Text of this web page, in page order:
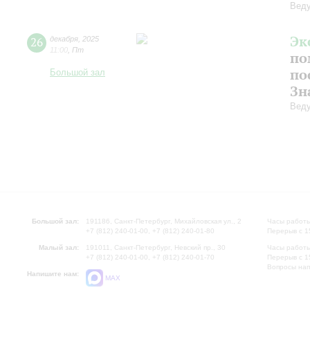
26 декабря 2025
11:00 Пт
Большой зал
Большой зал:
191186, Санкт-Петербург, Михайловская ул., 2
+7 (812) 240-01-00, +7 (812) 240-01-80
Малый зал:
191011, Санкт-Петербург, Невский пр., 30
+7 (812) 240-01-00, +7 (812) 240-01-70
Напишите нам:
MAX
Часы
Перерыв с
Часы
Перерыв с
Вопросы